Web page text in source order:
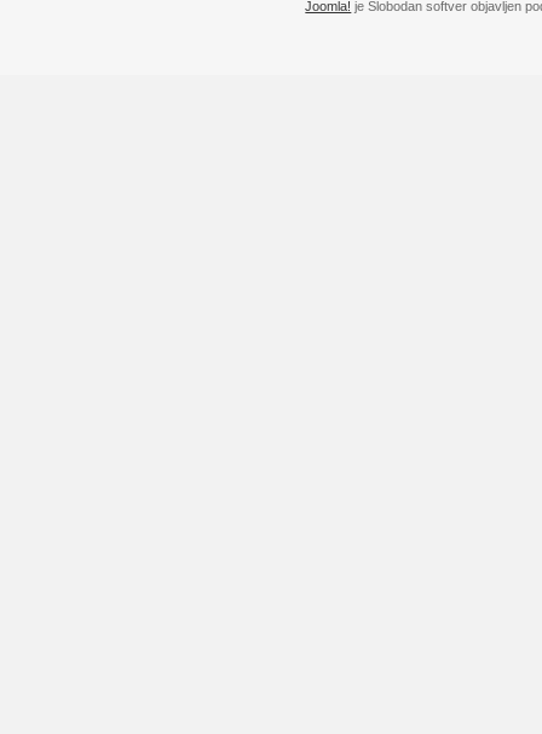
Joomla! je Slobodan softver objavljen